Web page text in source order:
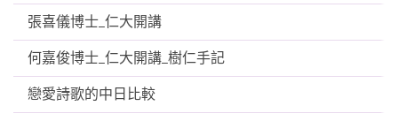
張喜儀博士_仁大開講
何嘉俊博士_仁大開講_樹仁手記
戀愛詩歌的中日比較